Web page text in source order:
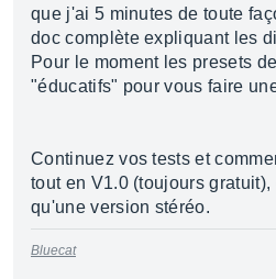
que j'ai 5 minutes de toute
doc complète expliquant les
Pour le moment les presets
"éducatifs" pour vous faire
Continuez vos tests et
tout en V1.0 (toujours gratuit),
qu'une version stéréo.
Bluecat